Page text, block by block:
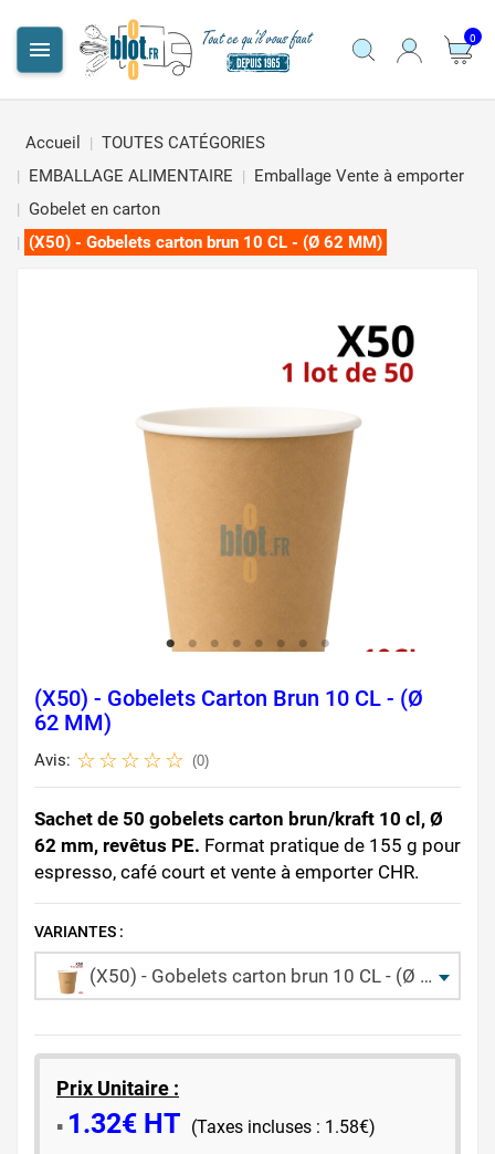
 0
Accueil
TOUTES CATÉGORIES
EMBALLAGE ALIMENTAIRE
Emballage Vente à emporter
Gobelet en carton
(X50) - Gobelets carton brun 10 CL - (Ø 62 MM)
(X50) - Gobelets Carton Brun 10 CL - (Ø
62 MM)
Avis: (0)
Sachet de 50 gobelets carton brun/kraft 10 cl, Ø
62 mm, revêtus PE. Format pratique de 155 g pour
espresso, café court et vente à emporter CHR.
VARIANTES :
(X50) - Gobelets carton brun 10 CL - (Ø 62 MM)
Prix Unitaire :
​▪️​ 1.32€ HT (Taxes incluses : 1.58€)